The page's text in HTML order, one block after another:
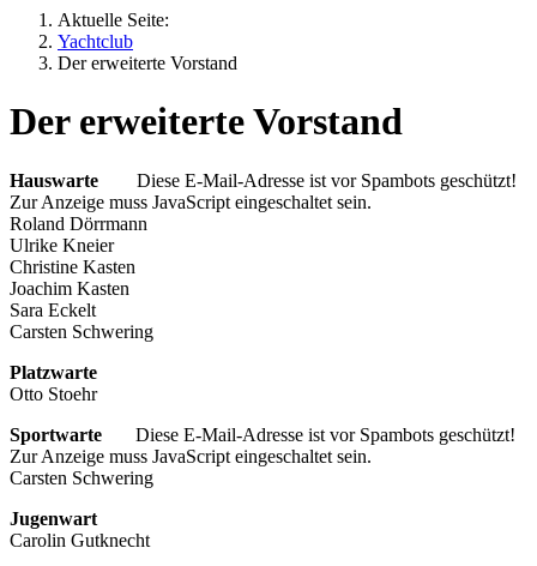
Aktuelle Seite:
Yachtclub
Der erweiterte Vorstand
Der erweiterte Vorstand
Hauswarte Diese E-Mail-Adresse ist vor Spambots geschützt!
Zur Anzeige muss JavaScript eingeschaltet sein.
Roland Dörrmann
Ulrike Kneier
Christine Kasten
Joachim Kasten
Sara Eckelt
Carsten Schwering
Platzwarte
Otto Stoehr
Sportwarte
Diese E-Mail-Adresse ist vor Spambots geschützt!
Zur Anzeige muss JavaScript eingeschaltet sein.
Carsten Schwering
Jugenwart
Carolin Gutknecht